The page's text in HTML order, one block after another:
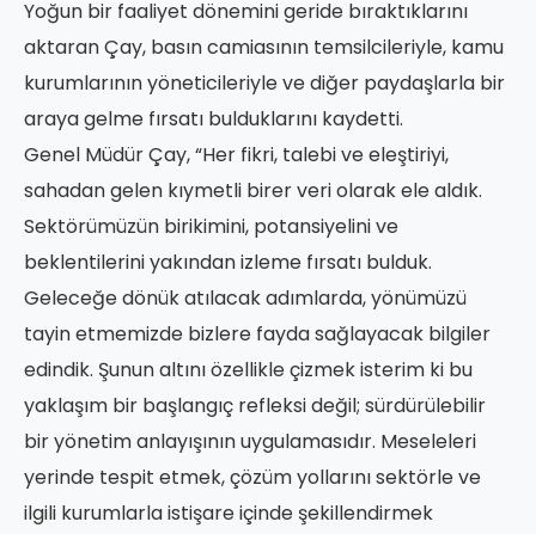
Yoğun bir faaliyet dönemini geride bıraktıklarını
aktaran Çay, basın camiasının temsilcileriyle, kamu
kurumlarının yöneticileriyle ve diğer paydaşlarla bir
araya gelme fırsatı bulduklarını kaydetti.
Genel Müdür Çay, “Her fikri, talebi ve eleştiriyi,
sahadan gelen kıymetli birer veri olarak ele aldık.
Sektörümüzün birikimini, potansiyelini ve
beklentilerini yakından izleme fırsatı bulduk.
Geleceğe dönük atılacak adımlarda, yönümüzü
tayin etmemizde bizlere fayda sağlayacak bilgiler
edindik. Şunun altını özellikle çizmek isterim ki bu
yaklaşım bir başlangıç refleksi değil; sürdürülebilir
bir yönetim anlayışının uygulamasıdır. Meseleleri
yerinde tespit etmek, çözüm yollarını sektörle ve
ilgili kurumlarla istişare içinde şekillendirmek